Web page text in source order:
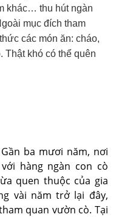
khác… thu hút ngàn
mục đích tham
các món ăn: cháo,
khó có thể quên
Gần ba mươi năm, nơi
hàng ngàn con cò
quen thuộc của gia
vài năm trở lại đây,
quan vườn cò. Tại